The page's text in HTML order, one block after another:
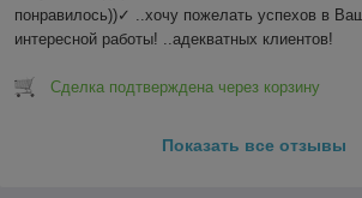
понравилось))✓ ..хочу пожелать успехов в
интересной работы! ..адекватных клиентов!
Сделка подтверждена через корзину
Показать все отзывы